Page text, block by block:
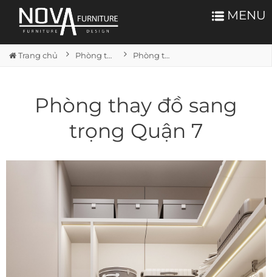
MENU
Trang chủ Phòng thay đồ Phòng thay đồ sang trọng Quận 7
Phòng thay đồ sang
trọng Quận 7